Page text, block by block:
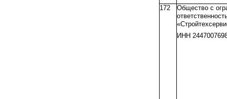
172
Общество с
ИНН